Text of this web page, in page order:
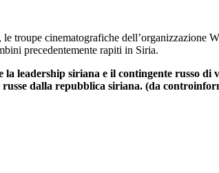
troupe cinematografiche
precedentemente rapiti in Siria.
leadership siriana e il contingente russo
dalla repubblica siriana. (da